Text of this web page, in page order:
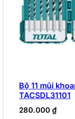
Bộ 11 mũi
TACSDL31101
280.000 ₫